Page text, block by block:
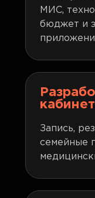
МИС,
бюджет и
Запись,
семейные